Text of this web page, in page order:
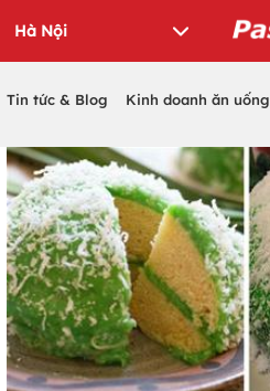
Tin tức & Blog Kinh doanh ăn uống